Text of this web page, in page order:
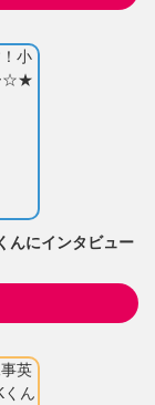
んにインタビュー